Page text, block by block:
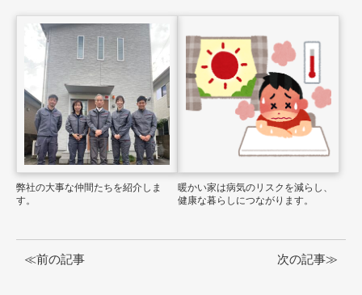
弊社の大事な仲間たちを紹介しま
す。
暖かい家は病気のリスクを減らし、
健康な暮らしにつながります。
≪前の記事 次の記事≫